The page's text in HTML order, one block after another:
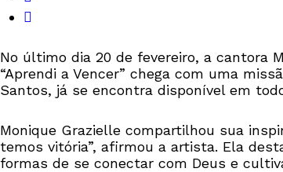
No último dia 20 de fevereiro, a cantora
“Aprendi a Vencer” chega com uma
Santos, já se encontra disponível em
Monique Grazielle compartilhou sua
temos vitória”, afirmou a artista. Ela
formas de se conectar com Deus e